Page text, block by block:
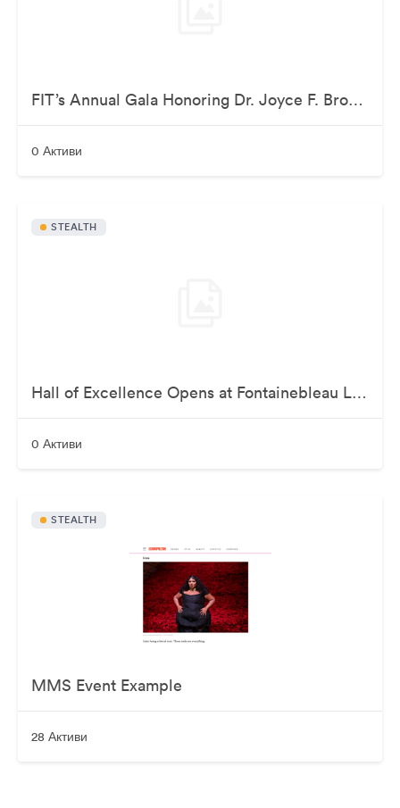
FIT’s Annual Gala Honoring Dr. Joyce F. Brown
0 Активи
STEALTH
Hall of Excellence Opens at Fontainebleau Las Vegas – Grand Opening Party
0 Активи
STEALTH
MMS Event Example
28 Активи